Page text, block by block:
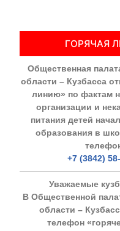
ГОРЯЧАЯ
Общественная
области – Кузбасса
линию» по фактам
организации и
питания детей
образования в
+7 (3842)
Уважаемые
В Общественной
области –
телефон